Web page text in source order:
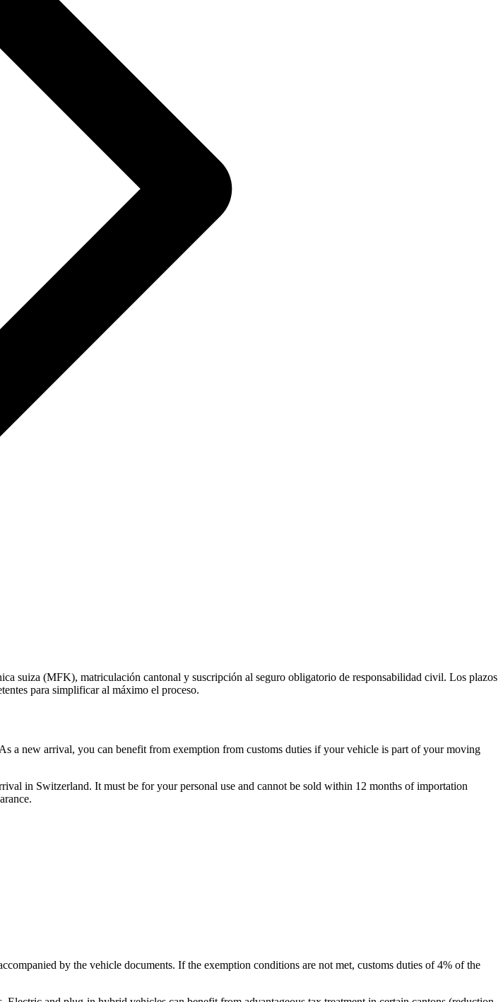
suiza (MFK), matriculación cantonal y suscripción al seguro obligatorio de responsabilidad civil. Los plazos
para simplificar al máximo el proceso.
a new arrival, you can benefit from exemption from customs duties if your vehicle is part of your moving
in Switzerland. It must be for your personal use and cannot be sold within 12 months of importation
by the vehicle documents. If the exemption conditions are not met, customs duties of 4% of the